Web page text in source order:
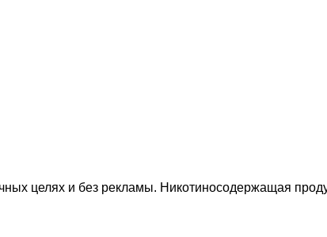
целях и без рекламы. Никотиносодержащая